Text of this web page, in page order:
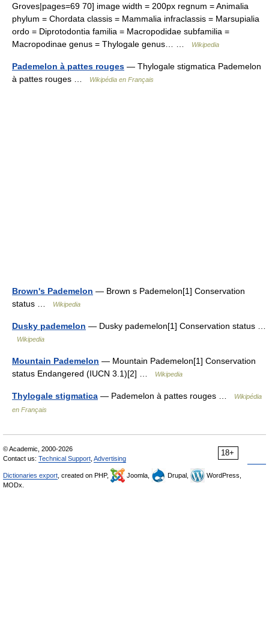
Groves|pages=69 70] image width = 200px regnum = Animalia
phylum = Chordata classis = Mammalia infraclassis = Marsupialia
ordo = Diprotodontia familia = Macropodidae subfamilia =
Macropodinae genus = Thylogale genus… …
Wikipedia
Pademelon à pattes rouges — Thylogale stigmatica Pademelon
à pattes rouges …
Wikipédia en Français
Brown's Pademelon — Brown s Pademelon[1] Conservation
status …
Wikipedia
Dusky pademelon — Dusky pademelon[1] Conservation status …
Wikipedia
Mountain Pademelon — Mountain Pademelon[1] Conservation
status Endangered (IUCN 3.1)[2] …
Wikipedia
Thylogale stigmatica — Pademelon à pattes rouges …
Wikipédia
en Français
18+
© Academic, 2000-2026
Contact us: Technical Support Advertising
Dictionaries export , created on PHP, Joomla, Drupal,
WordPress,
MODx.